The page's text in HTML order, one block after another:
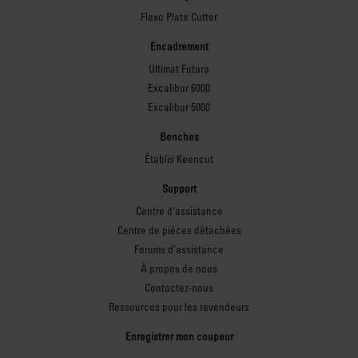
Flexo Plate Cutter
Encadrement
Ultimat Futura
Excalibur 6000
Excalibur 5000
Benches
Établis Keencut
Support
Centre d’assistance
Centre de pièces détachées
Forums d’assistance
À propos de nous
Contactez-nous
Ressources pour les revendeurs
Enregistrer mon coupeur